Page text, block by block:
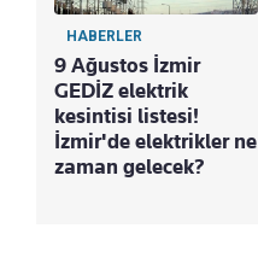
HABERLER
9 Ağustos İzmir
GEDİZ elektrik
kesintisi listesi!
İzmir'de elektrikler ne
zaman gelecek?